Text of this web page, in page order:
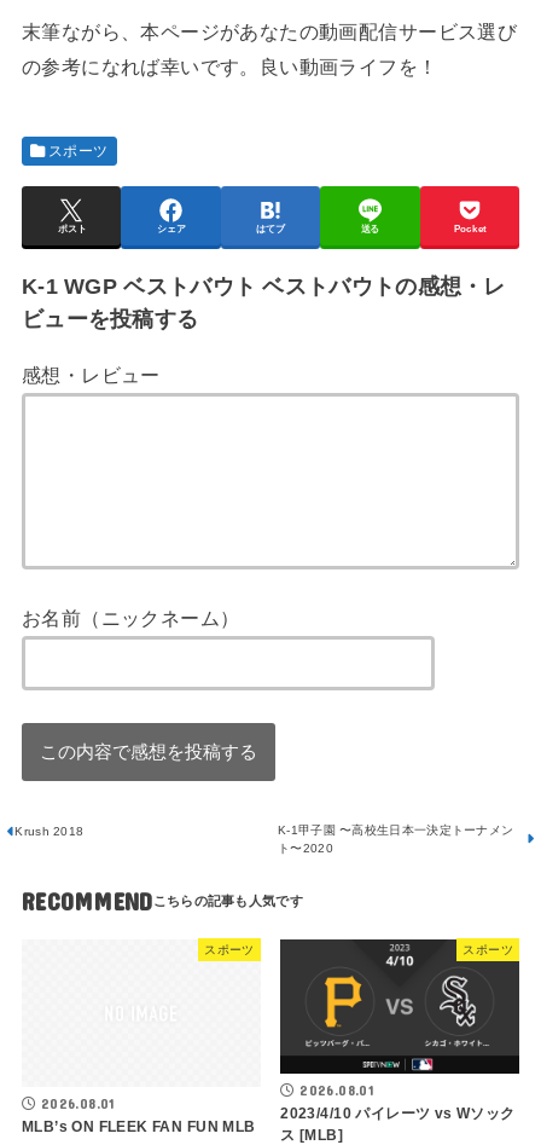
末筆ながら、本ページがあなたの動画配信サービス選び
の参考になれば幸いです。良い動画ライフを！
スポーツ
ポスト シェア はてブ 送る Pocket
K-1 WGP ベストバウト ベストバウトの感想・レ
ビューを投稿する
感想・レビュー
お名前（ニックネーム）
Krush 2018
K-1甲子園 〜高校生日本一決定トーナメン
ト〜2020
RECOMMEND
スポーツ
2026.08.01
MLB’s ON FLEEK FAN FUN MLB
スポーツ
2026.08.01
2023/4/10 パイレーツ vs Wソック
ス [MLB]